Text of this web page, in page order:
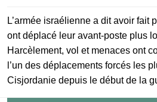
L’armée israélienne a dit avoir fait
ont déplacé leur avant-poste plus
Harcèlement, vol et menaces ont
l’un des déplacements forcés les
Cisjordanie depuis le début de la